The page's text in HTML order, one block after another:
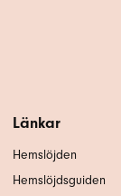
Länkar
Hemslöjden
Hemslöjdsguiden